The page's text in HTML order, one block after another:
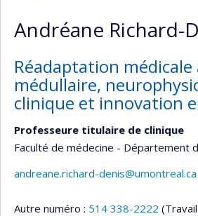
Andréane Richard-
Réadaptation médicale
médullaire,
clinique et innovation
Professeure titulaire de clinique
Faculté de médecine - Département
andreane.richard-denis@umontreal.ca
Autre numéro : 514 338-2222